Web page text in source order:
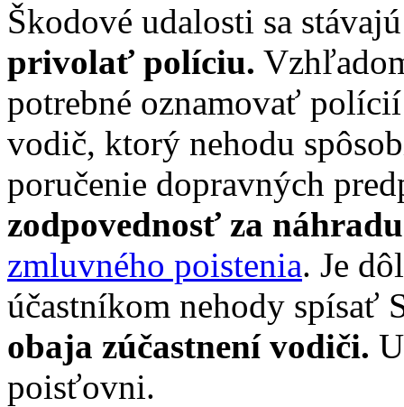
Škodové udalosti sa
privolať políciu.
potrebné oznamovať
vodič, ktorý nehodu
poručenie dopravných
zodpovednosť za
zmluvného poistenia. Je
účastníkom nehody spísať
obaja zúčastnení vodiči.
poisťovni.